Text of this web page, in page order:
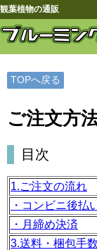
観葉植物の通販
TOPへ戻る
ご注文方
目次
1.ご注文の流れ
・コンビニ後払
・月締め決済
3.送料・梱包手